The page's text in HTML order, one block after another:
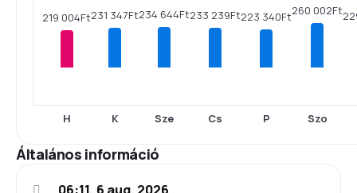
219 004Ft
H
231 347Ft
K
234 644Ft
Sze
233 239Ft
Cs
223 340Ft
P
260 002Ft
Szo
Általános információ